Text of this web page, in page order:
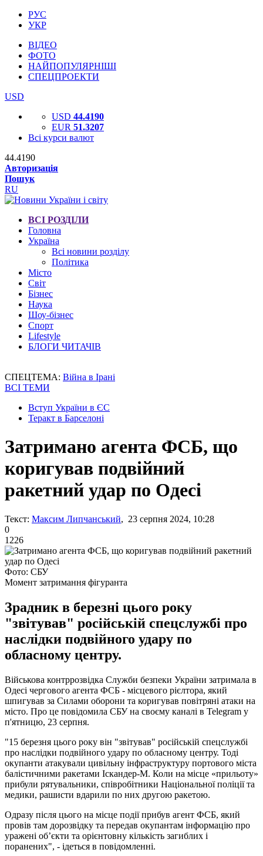
РУС
УКР
ВІДЕО
ФОТО
НАЙПОПУЛЯРНІШІ
СПЕЦПРОЕКТИ
USD
USD 44.4190
EUR 51.3207
Всі курси валют
44.4190
Авторизація
Пошук
RU
ВСІ РОЗДІЛИ
Головна
Україна
Всі новини розділу
Політика
Місто
Світ
Бізнес
Наука
Шоу-бізнес
Спорт
Lifestyle
БЛОГИ ЧИТАЧІВ
СПЕЦТЕМА: Війна в Ірані
ВСІ ТЕМИ
Вступ України в ЄС
Теракт в Барселоні
Затримано агента ФСБ, що
коригував подвійний
ракетний удар по Одесі
Текст: Максим Липчанський, 23 серпня 2024, 10:28
0
1226
Фото: СБУ
Момент затримання фігуранта
Зрадник в березні цього року
"звітував" російській спецслужбі про
наслідки подвійного удару по
обласному центру.
Військова контррозвідка Служби безпеки України затримала в
Одесі чергового агента ФСБ - місцевого рієлтора, який
шпигував за Силами оборони та коригував повітряні атаки на
місто. Про це повідомила СБУ на своєму каналі в Telegram у
п'ятницю, 23 серпня.
"15 березня цього року він "звітував" російській спецслужбі
про наслідки подвійного удару по обласному центру. Тоді
окупанти атакували цивільну інфраструктуру портового міста
балістичними ракетами Іскандер-М. Коли на місце «прильоту»
прибули рятувальники, співробітники Національної поліції та
медики, рашисти вдарили по них другою ракетою.
Одразу після цього на місце події прибув агент ФСБ, який
провів там дорозвідку та передав окупантам інформацію про
уражені об’єкти та орієнтовну кількість загиблих і
поранених", - ідеться в повідомленні.